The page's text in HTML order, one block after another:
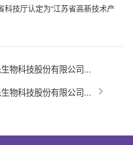
科技厅认定为“江苏省高新技术产
物科技股份有限公司...
物科技股份有限公司...